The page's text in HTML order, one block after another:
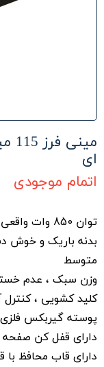
ای
اتمام موجودی
توان 850 وات واقعی
بدنه باریک و خوش
متوسط
وزن سبک ، عدم
کلید کشویی ،
پوسته گیربکس فلزی و
دارای قفل کن صفحه
دارای قاب محافظ